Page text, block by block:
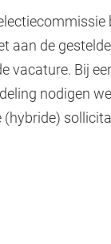
aan de
vacature. Bij
nodigen
(hybride)